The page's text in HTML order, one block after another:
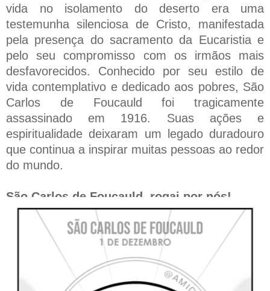
vida no isolamento do deserto era uma
testemunha silenciosa de Cristo, manifestada
pela presença do sacramento da Eucaristia e
pelo seu compromisso com os irmãos mais
desfavorecidos. Conhecido por seu estilo de
vida contemplativo e dedicado aos pobres, São
Carlos de Foucauld foi tragicamente
assassinado em 1916. Suas ações e
espiritualidade deixaram um legado duradouro
que continua a inspirar muitas pessoas ao redor
do mundo.
São Carlos de Foucauld, rogai por nós!